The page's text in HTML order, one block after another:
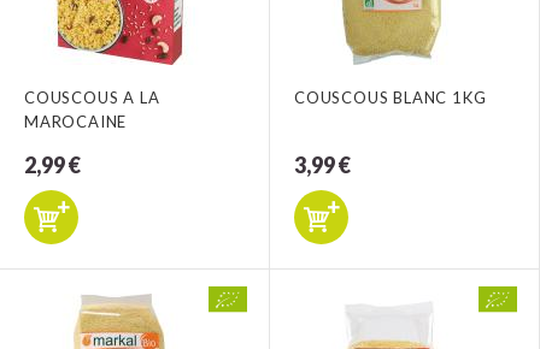
COUSCOUS A LA
MAROCAINE
2,99 €
COUSCOUS BLANC 1KG
3,99 €